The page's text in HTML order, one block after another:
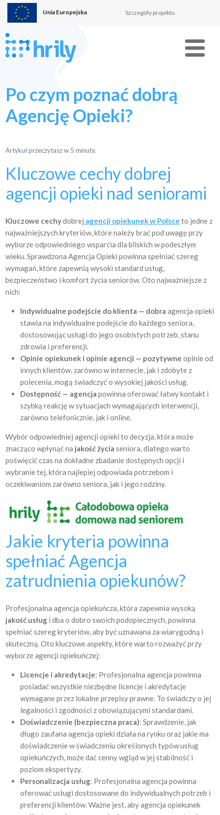
Unia Europejska Szczegóły projektu
Menu
Po czym poznać dobrą
Agencję Opieki?
Artykuł przeczytasz w 5 minuty.
Kluczowe cechy dobrej
agencji opieki nad seniorami
Kluczowe cechydobrej agencji opiekunek w Polsce to jedne z
najważniejszych kryteriów, które należy brać pod uwagę przy
wyborze odpowiedniego wsparcia dla bliskich w podeszłym
wieku. Sprawdzona Agencja Opieki powinna spełniać szereg
wymagań, które zapewnią wysoki standard usług,
bezpieczeństwo i komfort życia seniorów. Oto najważniejsze z
nich:
Indywidualne podejście do klienta — dobra agencja opieki
stawia na indywidualne podejście do każdego seniora,
dostosowując usługi do jego osobistych potrzeb, stanu
zdrowia i preferencji.
Opinie opiekunek i opinie agencji — pozytywne opinie od
innych klientów, zarówno w internecie, jak i zdobyte z
polecenia, mogą świadczyć o wysokiej jakości usług.
Dostępność — agencja powinna oferować łatwy kontakt i
szybką reakcję w sytuacjach wymagających interwencji,
zarówno telefonicznie, jak i online.
Wybór odpowiedniej agencji opieki to decyzja, która może
znacząco wpłynąć na jakość życia seniora, dlatego warto
poświęcić czas na dokładne zbadanie dostępnych opcji i
wybranie tej, która najlepiej odpowiada potrzebom i
oczekiwaniom zarówno seniora, jak i jego rodziny.
Jakie kryteria powinna
spełniać Agencja
zatrudnienia opiekunów?
Profesjonalna agencja opiekuńcza, która zapewnia wysoką
jakość usług i dba o dobro swoich podopiecznych, powinna
spełniać szereg kryteriów, aby być uznawana za wiarygodną i
skuteczną. Oto kluczowe aspekty, które warto rozważyć przy
wyborze agencji opiekuńczej:
Licencje i akredytacje: Profesjonalna agencja powinna
posiadać wszystkie niezbędne licencje i akredytacje
wymagane przez lokalne przepisy prawne. To świadczy o jej
legalności i zgodności z obowiązującymi standardami.
Doświadczenie (bezpieczna praca): Sprawdzenie, jak
długo zaufana agencja opieki działa na rynku oraz jakie ma
doświadczenie w świadczeniu określonych typów usług
opiekuńczych, może dać cenny wgląd w jej stabilność i
poziom ekspertyzy.
Personalizacja usług: Profesjonalna agencja powinna
oferować usługi dostosowane do indywidualnych potrzeb i
preferencji klientów. Ważne jest, aby agencja opiekunek